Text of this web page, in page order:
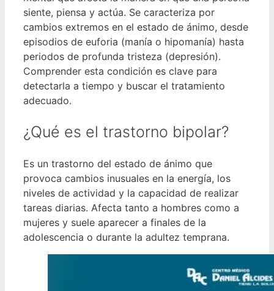
siente, piensa y actúa. Se caracteriza por
cambios extremos en el estado de ánimo, desde
episodios de euforia (manía o hipomanía) hasta
periodos de profunda tristeza (depresión).
Comprender esta condición es clave para
detectarla a tiempo y buscar el tratamiento
adecuado.
¿Qué es el trastorno bipolar?
Es un trastorno del estado de ánimo que
provoca cambios inusuales en la energía, los
niveles de actividad y la capacidad de realizar
tareas diarias. Afecta tanto a hombres como a
mujeres y suele aparecer a finales de la
adolescencia o durante la adultez temprana.